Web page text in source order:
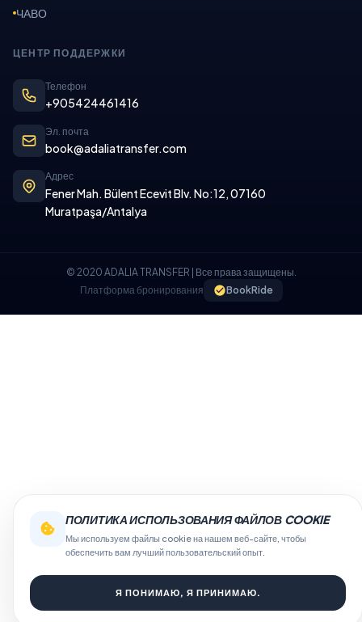
ПОЛИТИКА ИСПОЛЬЗОВАНИЯ ФАЙЛОВ COOKIE
Мы используем файлы cookie на нашем веб-сайте, чтобы
обеспечить вам лучший пользовательский опыт.
Я ПОНИМАЮ, Я ПРИНИМАЮ.
ЧАВО
ЦЕНТР ПОДДЕРЖКИ
Телефон
+905424461416
Эл. почта
book@adaliatransfer.com
Адрес
Fener Mah. Bülent Ecevit Blv. No:12, 07160
Muratpaşa/Antalya
© 2020 ADALIA TRANSFER | Все права защищены.
Платформа бронирования
BookRide